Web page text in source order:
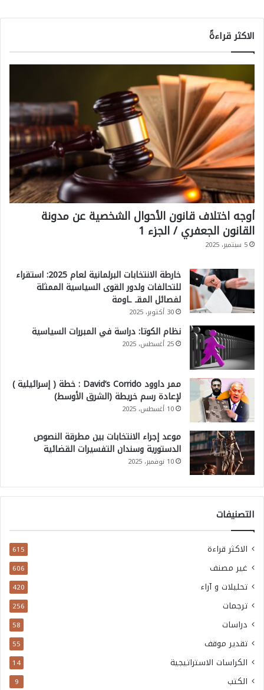
الاكثر قراءةً
أوجه اختلاف قانون الأحوال الشخصية عن مدونة
القانون الجعفري / الجزء 1
5 سبتمبر، 2025
خارطة الانتخابات البرلمانية لعام 2025: استقراء
للتحالفات ولدور القوى السياسية الممثلة
لفصائل المقـ ـاومة
30 أكتوبر، 2025
نظام الكوتا: دراسة في المبررات السياسية
25 أغسطس، 2025
ممر داوود David’s Corrido : خطة ( إسرائيلية )
لإعادة رسم خريطة (الشرق الأوسط)
10 أغسطس، 2025
موعد إجراء الانتخابات بين مطرقة النصوص
الدستورية وسندان التفسيرات القضائية
10 نوفمبر، 2025
التصنيفات
الاكثر قراءة 615
غير مصنف 606
تحليلات و آراء 420
ترجمات 256
دراسات 58
تقدير موقف 55
الكراسات الاستراتيجية 14
الكتب 9